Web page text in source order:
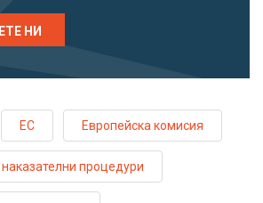
НИ
ЕС Европейска комисия
наказателни процедури